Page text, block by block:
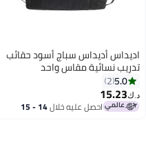
اديداس أديداس سباج أسود حقائب
تدريب نسائية مقاس واحد
5.0
2
د.ك‏15.23
احصل عليه خلال 14 - 15